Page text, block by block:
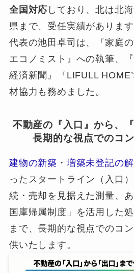
全国対応 しており、北は北
県まで、受任実績があります
代表の池田卓司は、『家庭
エコノミスト』への執筆、
経済新聞』『LIFULL
材協力も務めました。
不動産の『入口』から、
長期的な視点でのコ
建物の新築 ・ 増築未登記の
ったスタートライン（入口
続・売却を見据えた測量、
国庫帰属制度」を活用した
まで、長期的な視点でのコ
供いたします。